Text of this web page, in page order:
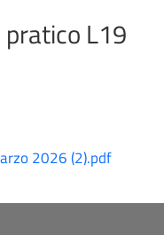
L19
2026 (2).pdf